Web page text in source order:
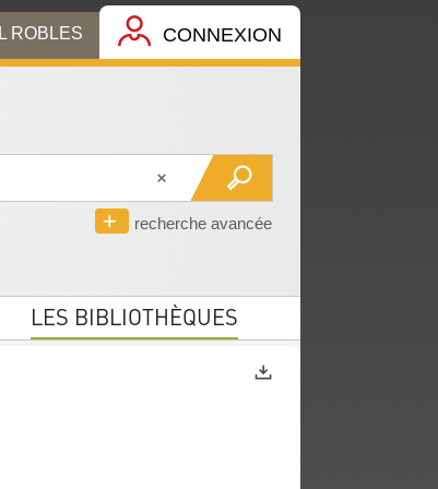
ROBLES CONNEXION
recherche avancée
LES BIBLIOTHÈQUES